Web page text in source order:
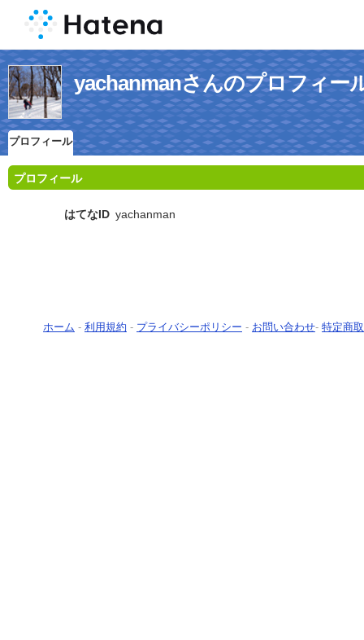
yachanmanさんのプロフィー
プロフィール
プロフィール
はてなID yachanman
ホーム - 利用規約 - プライバシーポリシー - お問い合わせ- 特定商